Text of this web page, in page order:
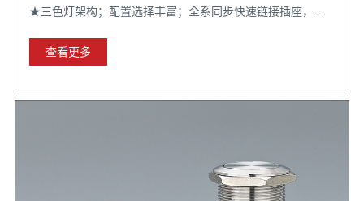
★三色灯架构；配置选择丰富；全系同步快速链接插座，带
查看更多